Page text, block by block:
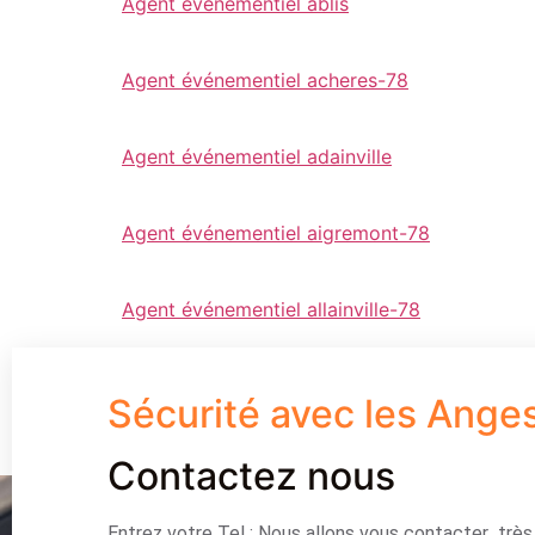
Agent événementiel acheres-78
Agent événementiel adainville
Agent événementiel aigremont-78
Agent événementiel allainville-78
Sécurité avec les
Contactez nous